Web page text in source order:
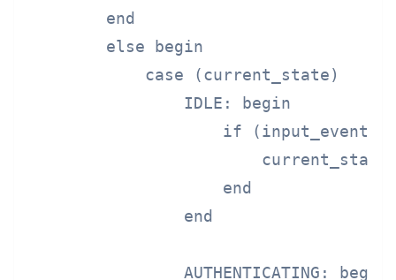
        end
        else begin
            case (current_state)
                IDLE: begin
if (input_event
current_state
                    end
                end
                AUTHENTICATING: begin